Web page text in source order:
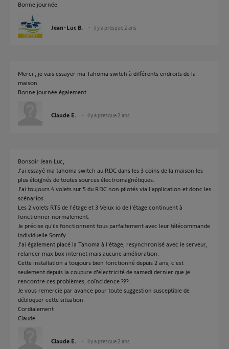
Bonne journée.
Jean-Luc B. il y a presque 2 ans
Merci , je vais essayer ma Tahoma switch à différents endroits de la
maison.
Bonne journée également.
Claude E. il y a presque 2 ans
Bonsoir Jean Luc,
J'ai essayé ma tahoma switch au RDC dans les 3 coins de la maison les
plus éloignés de toutes sources électromagnétiques.
J'ai toujours 4 volets sur 5 du RDC non pilotés via l'application et donc les
scénarios.
Les 2 volets RTS de l'étage et 3 Velux io de l'étage continuent à
fonctionner normalement.
Je précise qu'ils fonctionnent tous parfaitement avec leur télécommande
individuelle Somfy.
J'ai également placé la Tahoma à l'étage, resynchronisé avec le serveur,
relancer max box internet mais aucune amélioration.
Cette installation a toujours bien fonctionné depuis 2 ans, c'est
seulement depuis la coupure d'électricité de samedi dernier que je
rencontre ces problèmes, coïncidence ???
Je vous remercie par avance pour toute suggestion susceptible de
débloquer cette situation.
Cordialement
Claude
Claude E. il y a presque 2 ans